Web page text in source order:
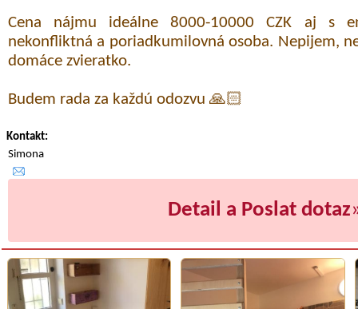
Cena nájmu ideálne 8000-10000 CZK aj s
nekonfliktná a poriadkumilovná osoba. Nepijem,
domáce zvieratko.
Budem rada za každú odozvu 🙏🏻
Kontakt:
Simona
Detail a Poslat dotaz